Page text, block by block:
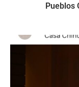
Pueblos